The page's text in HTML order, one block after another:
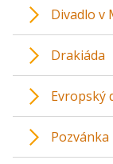
Divadlo v
Drakiáda
Evropský